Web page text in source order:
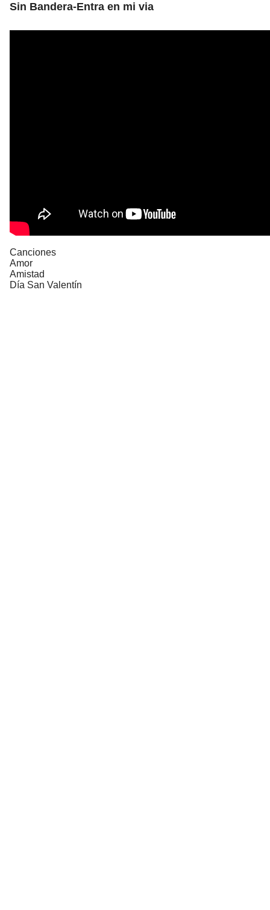
Sin Bandera-Entra en mi via
Canciones
Amor
Amistad
Día San Valentín